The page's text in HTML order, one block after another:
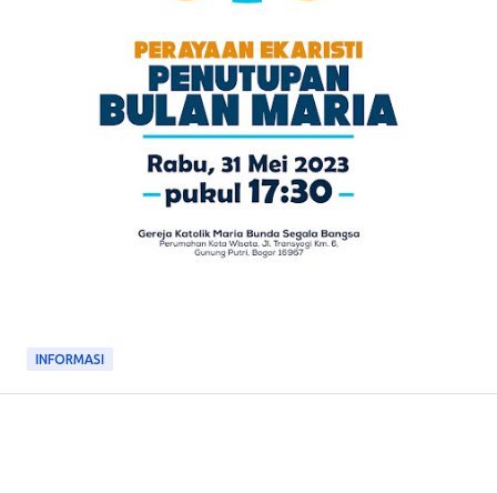
INFORMASI